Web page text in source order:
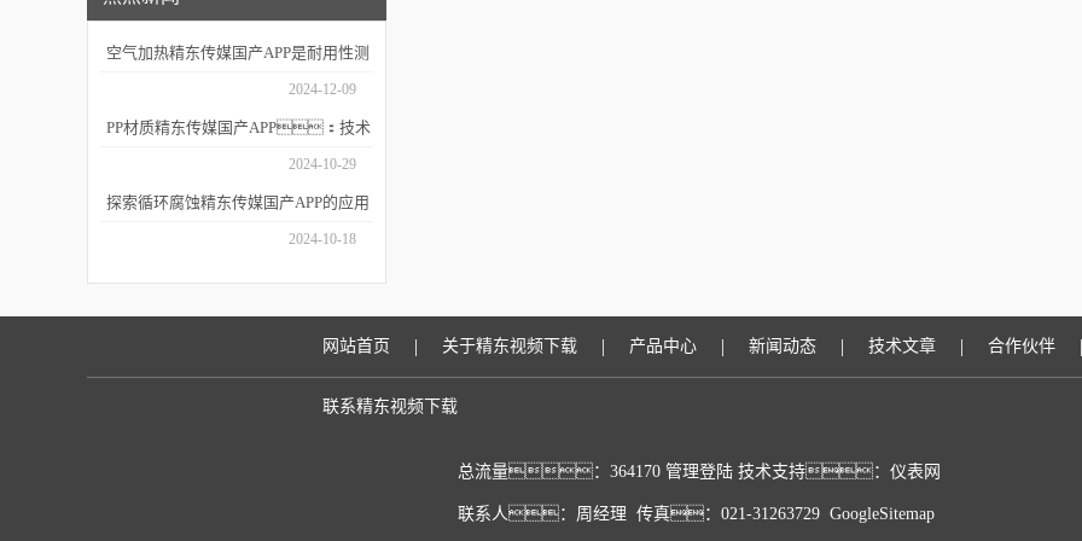
空气加热精东传媒国产APP是耐用性测
2024-12-09
PP材质精东传媒国产APP：技术
2024-10-29
探索循环腐蚀精东传媒国产APP的应用
2024-10-18
网站首页 | 关于精东视频下载 | 产品中心 | 新闻动态 | 技术文章 | 合作伙伴 |
联系精东视频下载
总流量：364170 管理登陆 技术支持： 仪表网
联系人：周经理 传真：021-31263729 GoogleSitemap